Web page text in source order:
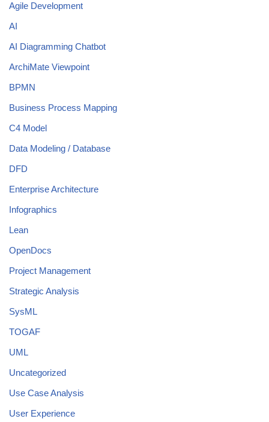
Agile Development
AI
AI Diagramming Chatbot
ArchiMate Viewpoint
BPMN
Business Process Mapping
C4 Model
Data Modeling / Database
DFD
Enterprise Architecture
Infographics
Lean
OpenDocs
Project Management
Strategic Analysis
SysML
TOGAF
UML
Uncategorized
Use Case Analysis
User Experience